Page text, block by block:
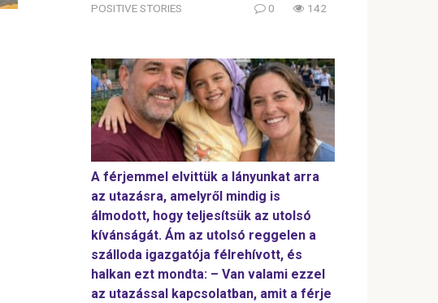
POSITIVE STORIES 0 142
A férjemmel elvittük a lányunkat arra
az utazásra, amelyről mindig is
álmodott, hogy teljesítsük az utolsó
kívánságát. Ám az utolsó reggelen a
szálloda igazgatója félrehívott, és
halkan ezt mondta: – Van valami ezzel
az utazással kapcsolatban, amit a férje